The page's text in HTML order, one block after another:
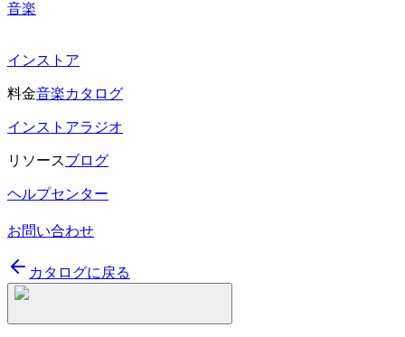
音楽
インストア
料金音楽カタログ
インストアラジオ
リソースブログ
ヘルプセンター
お問い合わせ
カタログに戻る